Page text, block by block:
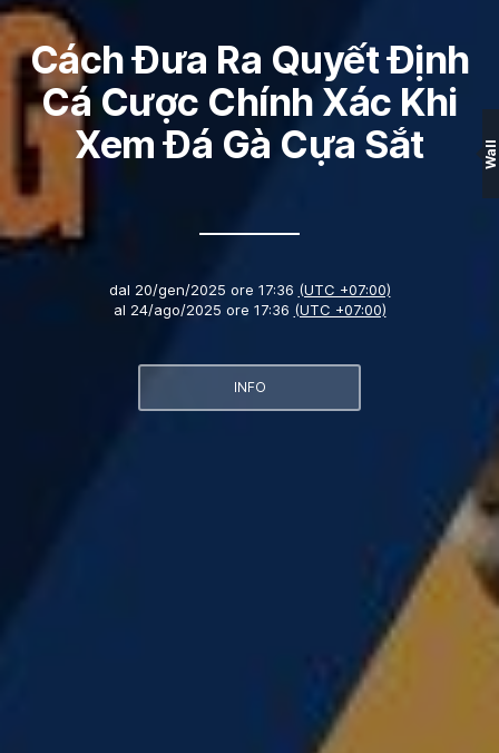
Cách Đưa Ra Quyết Định
Cá Cược Chính Xác Khi
Xem Đá Gà Cựa Sắt
dal 20/gen/2025 ore 17:36 (UTC +07:00)
al 24/ago/2025 ore 17:36 (UTC +07:00)
INFO
Wall